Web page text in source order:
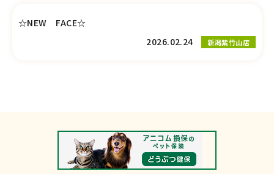
☆NEW FACE☆
2026.02.24
新潟紫竹山店